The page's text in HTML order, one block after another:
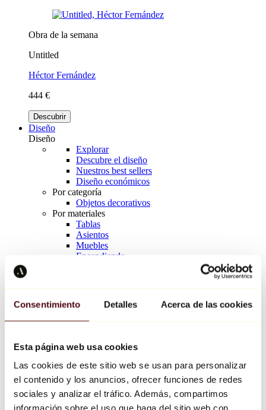
Consentimiento Detalles Acerca de las cookies
Esta página web usa cookies
Las cookies de este sitio web se usan para personalizar
el contenido y los anuncios, ofrecer funciones de redes
sociales y analizar el tráfico. Además, compartimos
información sobre el uso que haga del sitio web con
Obra de la semana
Untitled
Héctor Fernández
444 €
Descubrir
Diseño
Diseño
Explorar
Descubre el diseño
Nuestros best sellers
Diseño económicos
Por categoría
Objetos decorativos
Por materiales
Tablas
Asientos
Muebles
Encendiendo
Richard Orlinski
Keith Haring
Jeff Koons
Jean-Michel Basquiat
Todos los diseñadores
Obra de la semana